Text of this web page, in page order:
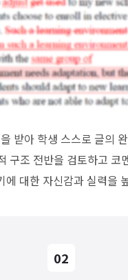
받아 학생 스스로 글의
구조 전반을 검토하고 코
대한 자신감과 실력을
02